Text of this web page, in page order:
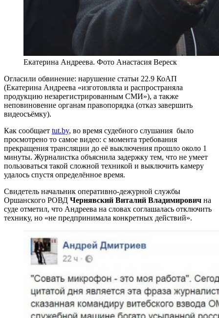
Екатерина Андреева. Фото Анастасия Вереск
Огласили обвинение: нарушение статьи 22.9 КоАП
(Екатерина Андреева «изготовляла и распространяла
продукцию незарегистрированным СМИ»), а также
неповиновение органам правопорядка (отказ завершить
видеосъёмку).
Как сообщает tut.by, во время судебного слушания было
просмотрено то самое видео: с момента требования
прекращения трансляции до её выключения прошло около 1
минуты. Журналистка объяснила задержку тем, что не умеет
пользоваться такой сложной техникой и выключить камеру
удалось спустя определённое время.
Свидетель начальник оперативно-дежурной службы
Оршанского РОВД Чернявский Виталий Владимирович на
суде отметил, что Андреева на словах соглашалась отключить
технику, но «не предпринимала конкретных действий».